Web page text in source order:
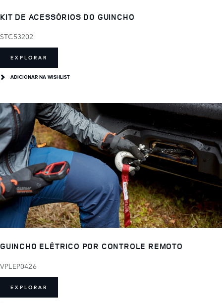
KIT DE ACESSÓRIOS DO GUINCHO
STC53202
EXPLORAR
ADICIONAR NA WISHLIST
GUINCHO ELÉTRICO POR CONTROLE REMOTO
VPLEP0426
EXPLORAR